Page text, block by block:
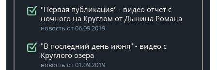
"Первая публикация" - видео отчет с
ночного на Круглом от Дынина Романа
новость от 06.09.2019
"В последний день июня" - видео с
Круглого озера
новость от 01.09.2019